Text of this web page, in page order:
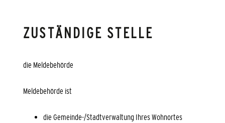
ZUSTÄNDIGE STELLE
die Meldebehörde
Meldebehörde ist
die Gemeinde-/Stadtverwaltung Ihres Wohnortes